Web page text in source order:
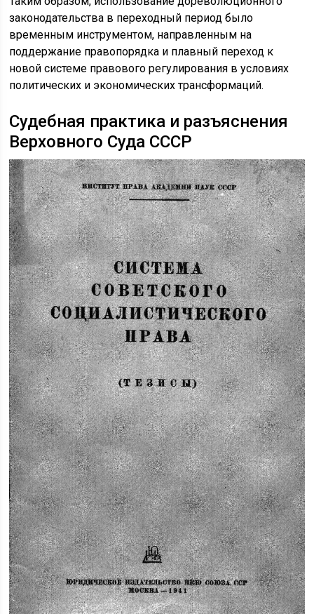
законодательства в переходный период было
временным инструментом, направленным на
поддержание правопорядка и плавный переход к
новой системе правового регулирования в условиях
политических и экономических трансформаций.
Судебная практика и разъяснения
Верховного Суда СССР